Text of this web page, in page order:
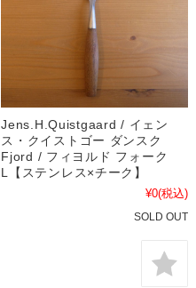
Jens.H.Quistgaard / イェン
ス・クイストゴー ダンスク
Fjord / フィヨルド フォーク
L【ステンレス×チーク】
¥0(税込)
SOLD OUT